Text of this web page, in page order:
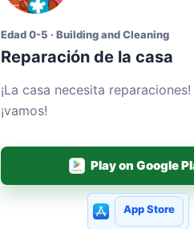
Edad 0-5 · Building and Cleaning
Reparación de la casa
¡La casa necesita
¡vamos!
Play on Google
App Store